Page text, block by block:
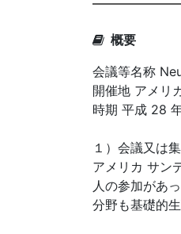
概要
会議等名称
開催地 アメリ
時期 平成 28
１）会議又は
アメリカ サン
人の参加があ
分野も基礎的